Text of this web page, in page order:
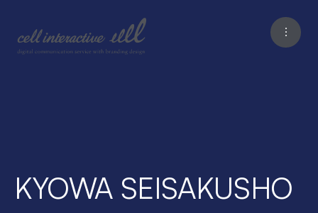
KYOWA SEISAKUSHO